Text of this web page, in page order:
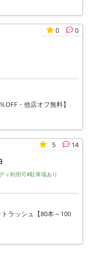
0 0
OFF・他店オフ無料】
5 14
ィ利用可#駐車場あり
トラッシュ【80本～100